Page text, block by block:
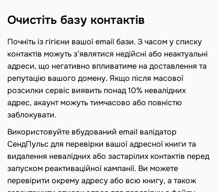
Очистіть базу контактів
Почніть із гігієни вашої email бази. З часом у списку
контактів можуть з’являтися недійсні або неактуальні
адреси, що негативно впливатиме на доставлення та
репутацію вашого домену. Якщо після масової
розсилки сервіс виявить понад 10% невалідних
адрес, акаунт можуть тимчасово або повністю
заблокувати.
Використовуйте вбудований email валідатор
СендПульс для перевірки вашої адресної книги та
видалення невалідних або застарілих контактів перед
запуском реактиваційної кампанії. Ви можете
перевірити окрему адресу або всю книгу, а також